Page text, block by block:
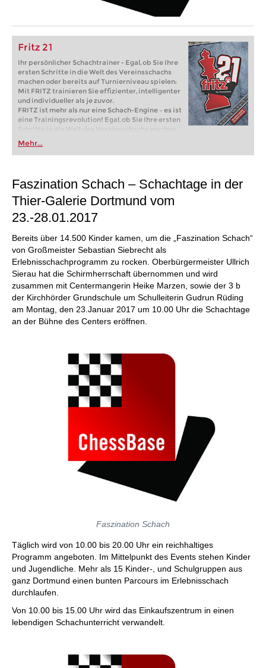
Fritz 21
Ihr persönlicher Schachtrainer - Egal, ob Sie Ihre
ersten Schritte in die Welt des Vereinsschachs
machen oder bereits auf Turnierniveau spielen:
Mit FRITZ trainieren Sie effizienter, intelligenter
und individueller als je zuvor.
FRITZ ist mehr als nur eine Schach-Engine – es ist
eine Trainingsrevolution! Egal, ob Sie Ihre ersten
Schritte in die Welt des Vereinsschachs machen
oder bereits auf Turnierniveau spielen: Mit
FRITZ trainieren Sie effizienter, intelligenter und
individueller als je zuvor.
Mehr...
Faszination Schach – Schachtage in der
Thier-Galerie Dortmund vom
23.-28.01.2017
Bereits über 14.500 Kinder kamen, um die „Faszination Schach“
von Großmeister Sebastian Siebrecht als
Erlebnisschachprogramm zu rocken. Oberbürgermeister Ullrich
Sierau hat die Schirmherrschaft übernommen und wird
zusammen mit Centermangerin Heike Marzen, sowie der 3 b
der Kirchhörder Grundschule um Schulleiterin Gudrun Rüding
am Montag, den 23.Januar 2017 um 10.00 Uhr die Schachtage
an der Bühne des Centers eröffnen.
Faszination Schach
Täglich wird von 10.00 bis 20.00 Uhr ein reichhaltiges
Programm angeboten. Im Mittelpunkt des Events stehen Kinder
und Jugendliche. Mehr als 15 Kinder-, und Schulgruppen aus
ganz Dortmund einen bunten Parcours im Erlebnisschach
durchlaufen.
Von 10.00 bis 15.00 Uhr wird das Einkaufszentrum in einen
lebendigen Schachunterricht verwandelt.